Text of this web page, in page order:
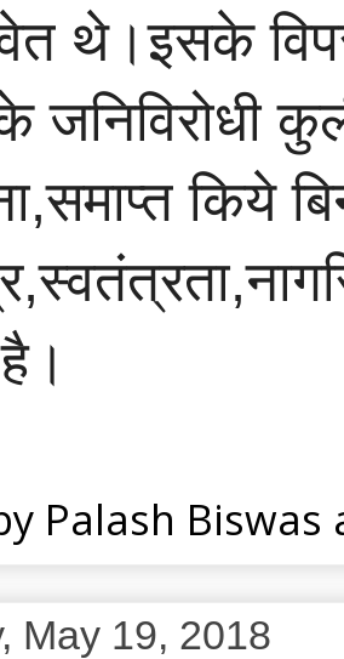
थे।इसके
जनिविरोधी
किये
Palash Biswas
May 19, 2018